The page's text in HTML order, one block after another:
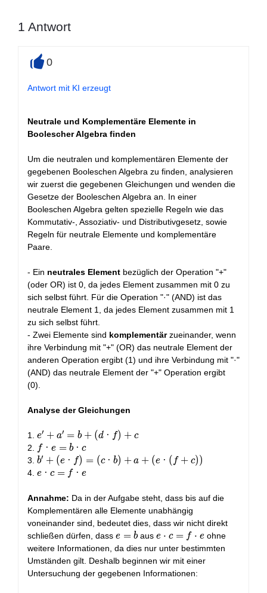
1 Antwort
0
Antwort mit KI erzeugt
Neutrale und Komplementäre Elemente in
Boolescher Algebra finden
Um die neutralen und komplementären Elemente der
gegebenen Booleschen Algebra zu finden, analysieren
wir zuerst die gegebenen Gleichungen und wenden die
Gesetze der Booleschen Algebra an. In einer
Booleschen Algebra gelten spezielle Regeln wie das
Kommutativ-, Assoziativ- und Distributivgesetz, sowie
Regeln für neutrale Elemente und komplementäre
Paare.
- Ein neutrales Element bezüglich der Operation "+"
(oder OR) ist 0, da jedes Element zusammen mit 0 zu
sich selbst führt. Für die Operation "·" (AND) ist das
neutrale Element 1, da jedes Element zusammen mit 1
zu sich selbst führt.
- Zwei Elemente sind komplementärzueinander, wenn
ihre Verbindung mit "+" (OR) das neutrale Element der
anderen Operation ergibt (1) und ihre Verbindung mit "·"
(AND) das neutrale Element der "+" Operation ergibt
(0).
Analyse der Gleichungen
1. e'
+
a'
=
+
(d
·
f)
+
c
e′ + a′ = b + (d · f) + c
2. f
·
e
b
·
c
f · e = b · c
3. b'
+
· f)
=
(c
·
b)
a
+
b′ + (e · f) = (c · b) + a + (e · ( f + c) )
4. e
c
=
f
·
e
e · c = f · e
Annahme: Da in der Aufgabe steht, dass bis auf die
Komplementären alle Elemente unabhängig
voneinander sind, bedeutet dies, dass wir nicht direkt
schließen dürfen, dass e=b
e = bause
\cdot
c = f
\cdot
e ⋅ c = f ⋅ eohne
weitere Informationen, da dies nur unter bestimmten
Umständen gilt. Deshalb beginnen wir mit einer
Untersuchung der gegebenen Informationen: